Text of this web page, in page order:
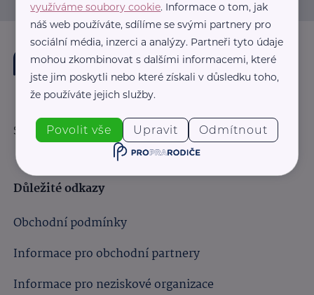
Sledujte nás:
Důležité odkazy
Obchodní podmínky
Informace pro obchodní partnery
Informace pro neziskové organizace
využíváme soubory cookie. Informace o tom, jak
náš web používáte, sdílíme se svými partnery pro
sociální média, inzerci a analýzy. Partneři tyto údaje
mohou zkombinovat s dalšími informacemi, které
jste jim poskytli nebo které získali v důsledku toho,
že používáte jejich služby.
Povolit vše Upravit Odmítnout